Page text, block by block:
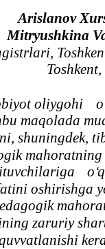
Arislanov
Mitryushkina
oliygohi
maqolada
shuningdek,
o‘
oshirishga
zaruriy